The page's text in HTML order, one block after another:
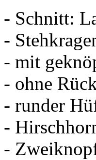
- Schnitt:
-
- mit
- ohne
- runder
-
-